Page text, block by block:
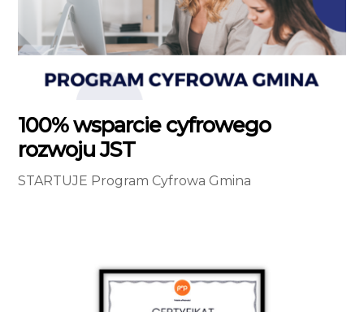
100% wsparcie cyfrowego
rozwoju JST
STARTUJE Program Cyfrowa Gmina